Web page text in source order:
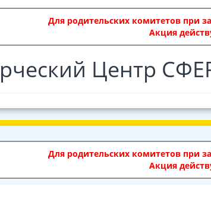
Для родительских комитетов при
Акция
Центр
Для родительских комитетов при
Акция